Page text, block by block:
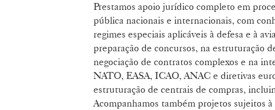
Prestamos apoio jurídico completo em
pública nacionais e internacionais, com
regimes especiais aplicáveis à defesa e à
preparação de concursos, na estruturação
negociação de contratos complexos e na
NATO, EASA, ICAO, ANAC e diretivas
estruturação de centrais de compras,
Acompanhamos também projetos sujeitos